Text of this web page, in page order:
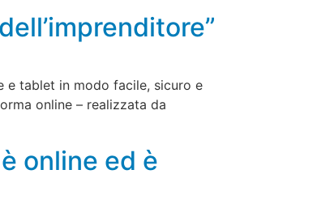
e tablet in modo facile, sicuro e
online – realizzata da
online ed è